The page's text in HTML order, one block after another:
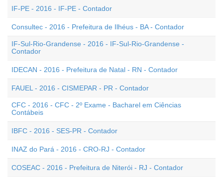
IF-PE - 2016 - IF-PE - Contador
Consultec - 2016 - Prefeitura de Ilhéus - BA - Contador
IF-Sul-Rio-Grandense - 2016 - IF-Sul-Rio-Grandense -
Contador
IDECAN - 2016 - Prefeitura de Natal - RN - Contador
FAUEL - 2016 - CISMEPAR - PR - Contador
CFC - 2016 - CFC - 2º Exame - Bacharel em Ciências
Contábeis
IBFC - 2016 - SES-PR - Contador
INAZ do Pará - 2016 - CRO-RJ - Contador
COSEAC - 2016 - Prefeitura de Niterói - RJ - Contador